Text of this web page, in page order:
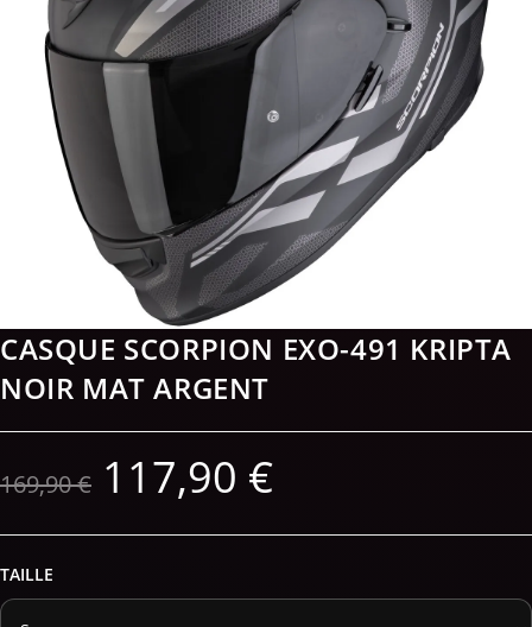
CASQUE SCORPION EXO-491 KRIPTA
NOIR MAT ARGENT
169,90€ 117,90 €
TAILLE